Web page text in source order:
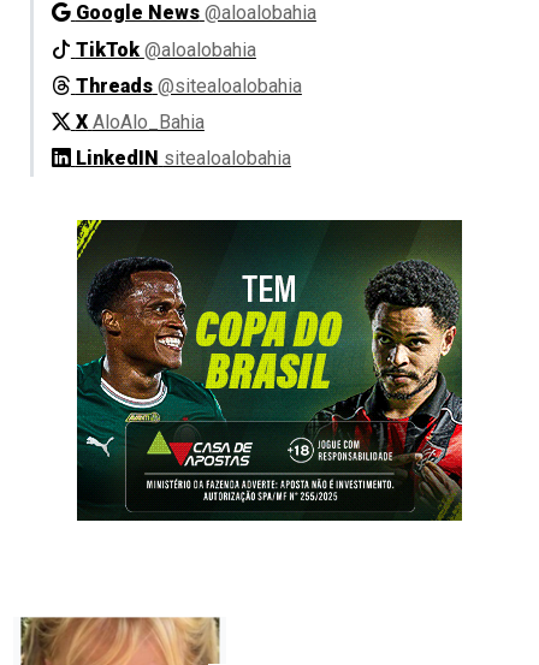
Google News @aloalobahia
TikTok @aloalobahia
Threads @sitealoalobahia
X AloAlo_Bahia
LinkedIN sitealoalobahia